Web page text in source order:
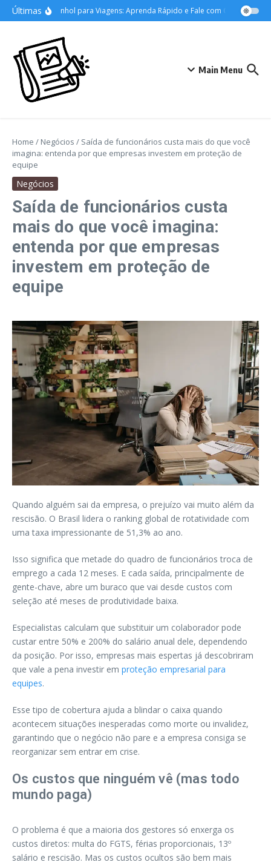
Ir para o conteúdo
Últimas
Domine o Espanhol para Viagens: Aprenda Rápido e Fale com Confiança!
Main Menu
Home / Negócios / Saída de funcionários custa mais do que você
imagina: entenda por que empresas investem em proteção de
equipe
Negócios
Saída de funcionários custa
mais do que você imagina:
entenda por que empresas
investem em proteção de
equipe
Quando alguém sai da empresa, o prejuízo vai muito além da
rescisão. O Brasil lidera o ranking global de rotatividade com
uma taxa impressionante de 51,3% ao ano.
Isso significa que metade do quadro de funcionários troca de
emprego a cada 12 meses. E cada saída, principalmente de
gente-chave, abre um buraco que vai desde custos com
seleção até meses de produtividade baixa.
Especialistas calculam que substituir um colaborador pode
custar entre 50% e 200% do salário anual dele, dependendo
da posição. Por isso, empresas mais espertas já descobriram
que vale a pena investir em proteção empresarial para
equipes.
Esse tipo de cobertura ajuda a blindar o caixa quando
acontecem situações inesperadas como morte ou invalidez,
garantindo que o negócio não pare e a empresa consiga se
reorganizar sem entrar em crise.
Os custos que ninguém vê (mas todo
mundo paga)
O problema é que a maioria dos gestores só enxerga os
custos diretos: multa do FGTS, férias proporcionais, 13º
salário e rescisão. Mas os custos ocultos são bem mais